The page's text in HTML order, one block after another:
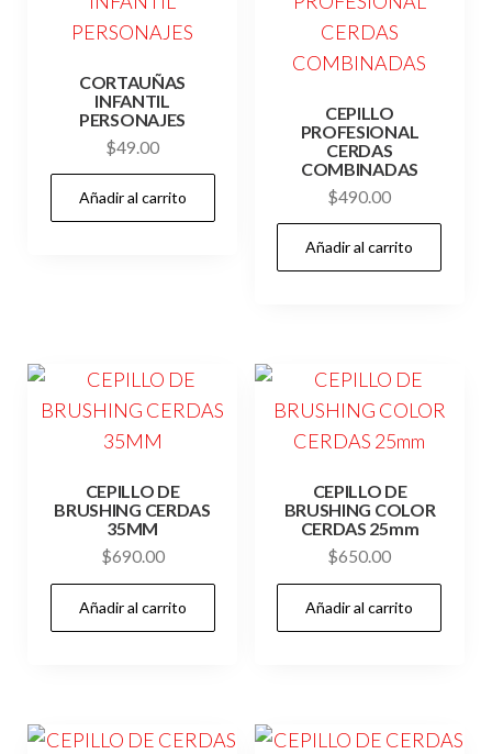
CORTAUÑAS
INFANTIL
PERSONAJES
$49.00
Añadir al carrito
CEPILLO
PROFESIONAL
CERDAS
COMBINADAS
$490.00
Añadir al carrito
CEPILLO DE
BRUSHING CERDAS
35MM
$690.00
Añadir al carrito
CEPILLO DE
BRUSHING COLOR
CERDAS 25mm
$650.00
Añadir al carrito